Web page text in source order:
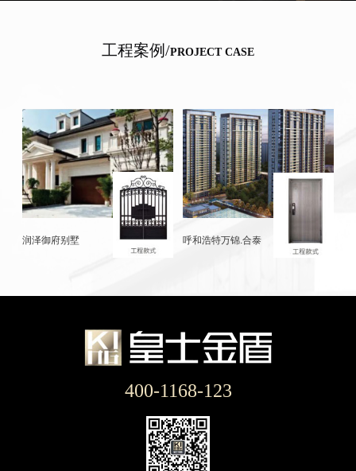
工程案例/PROJECT CASE
润泽御府别墅 呼和浩特万锦.合泰
400-1168-123